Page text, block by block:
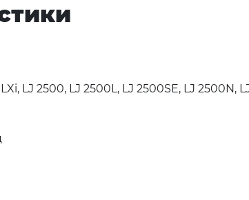
LJ 2500, LJ 2500L, LJ 2500SE, LJ 2500N,